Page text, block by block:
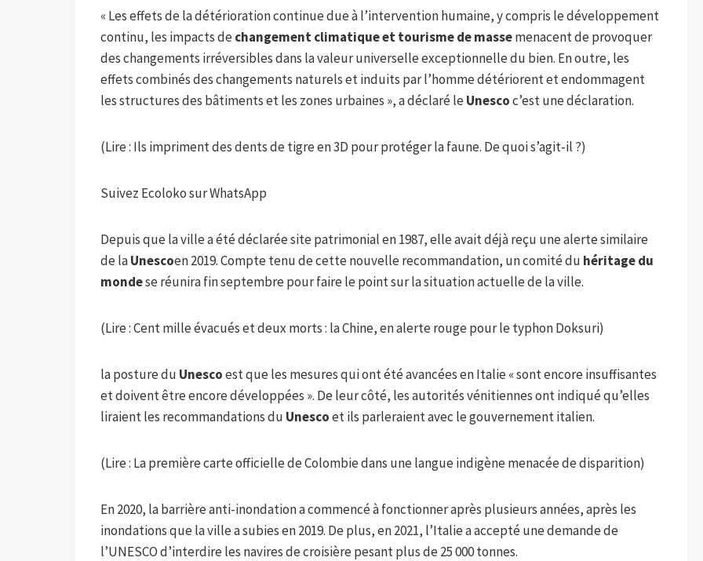
« Les effets de la détérioration continue due à l’intervention humaine, y compris le développement
continu, les impacts de changement climatique et tourisme de massemenacent de provoquer
des changements irréversibles dans la valeur universelle exceptionnelle du bien. En outre, les
effets combinés des changements naturels et induits par l’homme détériorent et endommagent
les structures des bâtiments et les zones urbaines », a déclaré le Unescoc’est une déclaration.
(Lire : Ils impriment des dents de tigre en 3D pour protéger la faune. De quoi s’agit-il ?)
Suivez Ecoloko sur WhatsApp
Depuis que la ville a été déclarée site patrimonial en 1987, elle avait déjà reçu une alerte similaire
de laUnescoen 2019. Compte tenu de cette nouvelle recommandation, un comité du héritage du
mondese réunira fin septembre pour faire le point sur la situation actuelle de la ville.
(Lire : Cent mille évacués et deux morts : la Chine, en alerte rouge pour le typhon Doksuri)
la posture du Unescoest que les mesures qui ont été avancées en Italie « sont encore insuffisantes
et doivent être encore développées ». De leur côté, les autorités vénitiennes ont indiqué qu’elles
liraient les recommandations du Unescoet ils parleraient avec le gouvernement italien.
(Lire : La première carte officielle de Colombie dans une langue indigène menacée de disparition)
En 2020, la barrière anti-inondation a commencé à fonctionner après plusieurs années, après les
inondations que la ville a subies en 2019. De plus, en 2021, l’Italie a accepté une demande de
l’UNESCO d’interdire les navires de croisière pesant plus de 25 000 tonnes.